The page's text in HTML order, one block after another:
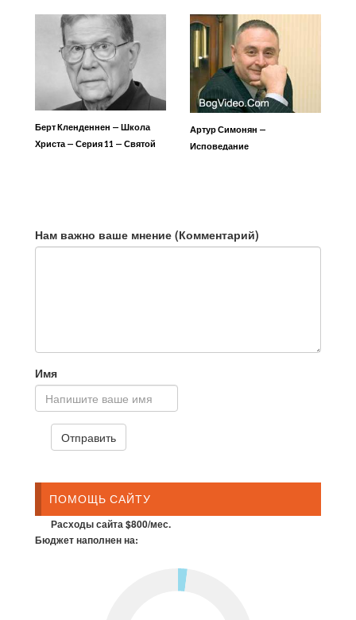
Берт Кленденнен — Школа
Христа — Серия 11 — Святой
Артур Симонян —
Исповедание
Нам важно ваше мнение (Комментарий)
Имя
ПОМОЩЬ САЙТУ
Расходы сайта $800/мес.
Бюджет наполнен на: